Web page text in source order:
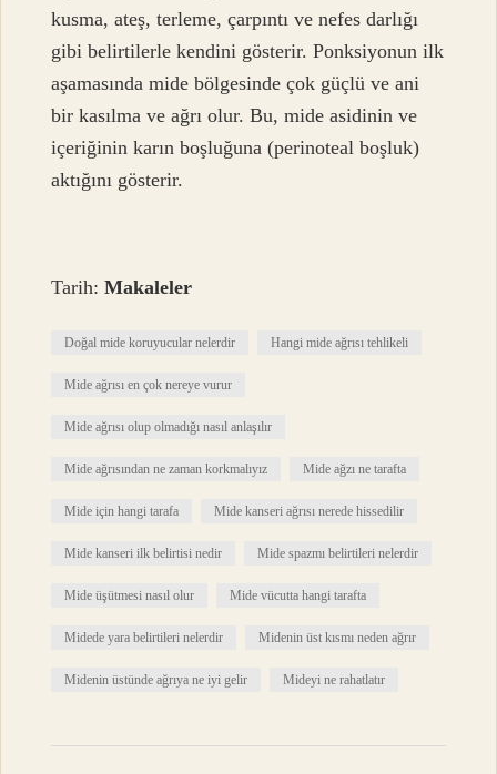
kusma, ateş, terleme, çarpıntı ve nefes darlığı
gibi belirtilerle kendini gösterir. Ponksiyonun ilk
aşamasında mide bölgesinde çok güçlü ve ani
bir kasılma ve ağrı olur. Bu, mide asidinin ve
içeriğinin karın boşluğuna (perinoteal boşluk)
aktığını gösterir.
Tarih:Makaleler
Doğal mide koruyucular nelerdir Hangi mide ağrısı tehlikeli
Mide ağrısı en çok nereye vurur
Mide ağrısı olup olmadığı nasıl anlaşılır
Mide ağrısından ne zaman korkmalıyız Mide ağzı ne tarafta
Mide için hangi tarafa Mide kanseri ağrısı nerede hissedilir
Mide kanseri ilk belirtisi nedir Mide spazmı belirtileri nelerdir
Mide üşütmesi nasıl olur Mide vücutta hangi tarafta
Midede yara belirtileri nelerdir Midenin üst kısmı neden ağrır
Midenin üstünde ağrıya ne iyi gelir Mideyi ne rahatlatır